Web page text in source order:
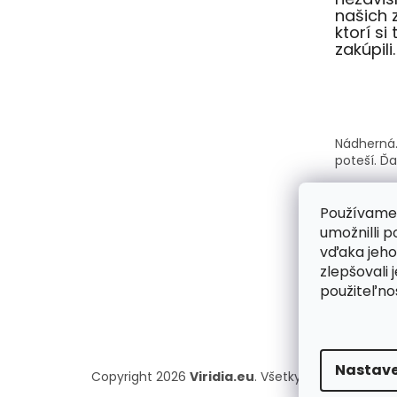
umožnilli
vďaka
zlepšovali
našich
ktorí si
zakúpili.
poteší.
Kabelky
krásne a
každý
Copyright 2026 Viridia.eu. Všetky práva